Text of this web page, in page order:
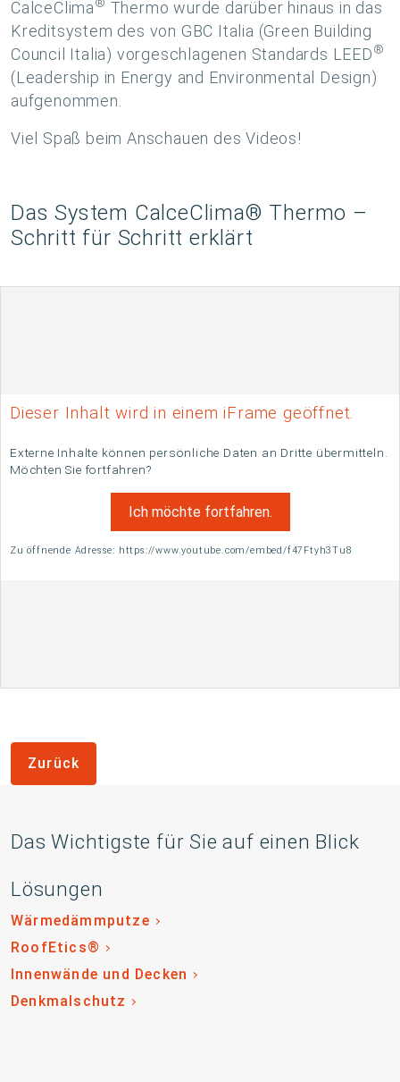
CalceClima® Thermo wurde darüber hinaus in das
Kreditsystem des von GBC Italia (Green Building
Council Italia) vorgeschlagenen Standards LEED®
(Leadership in Energy and Environmental Design)
aufgenommen.
Viel Spaß beim Anschauen des Videos!
Das System CalceClima® Thermo –
Schritt für Schritt erklärt
Dieser Inhalt wird in einem iFrame geöffnet.
Externe Inhalte können persönliche Daten an Dritte übermitteln.
Möchten Sie fortfahren?
Ich möchte fortfahren.
Zu öffnende Adresse: https://www.youtube.com/embed/f47Ftyh3Tu8
Zurück
Das Wichtigste für Sie auf einen Blick
Lösungen
Wärmedämmputze
RoofEtics®
Innenwände und Decken
Denkmalschutz